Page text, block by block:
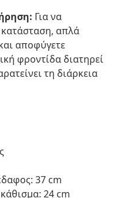
Για να
κατάσταση, απλά
αποφύγετε
φροντίδα διατηρεί
τη διάρκεια
37 cm
24 cm